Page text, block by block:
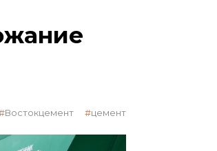
Востокцемент цемент